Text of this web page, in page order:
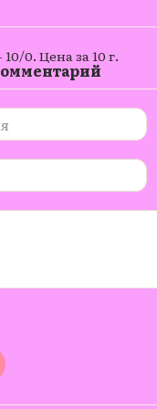
0. Цена за 10 г.